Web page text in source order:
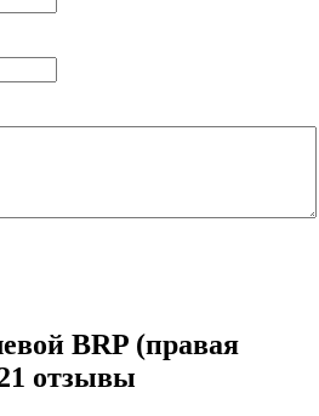
BRP (правая
отзывы